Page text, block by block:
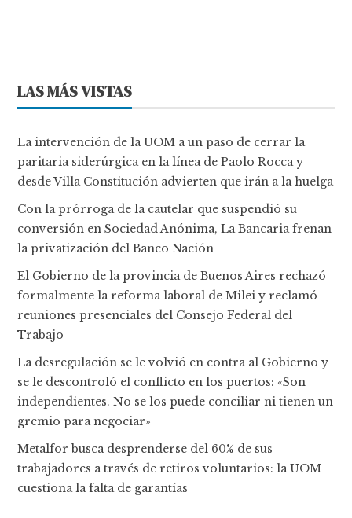
LAS MÁS VISTAS
La intervención de la UOM a un paso de cerrar la
paritaria siderúrgica en la línea de Paolo Rocca y
desde Villa Constitución advierten que irán a la huelga
Con la prórroga de la cautelar que suspendió su
conversión en Sociedad Anónima, La Bancaria frenan
la privatización del Banco Nación
El Gobierno de la provincia de Buenos Aires rechazó
formalmente la reforma laboral de Milei y reclamó
reuniones presenciales del Consejo Federal del
Trabajo
La desregulación se le volvió en contra al Gobierno y
se le descontroló el conflicto en los puertos: «Son
independientes. No se los puede conciliar ni tienen un
gremio para negociar»
Metalfor busca desprenderse del 60% de sus
trabajadores a través de retiros voluntarios: la UOM
cuestiona la falta de garantías